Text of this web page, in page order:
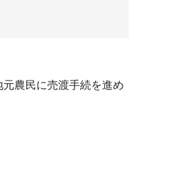
農民に売渡手続を進め